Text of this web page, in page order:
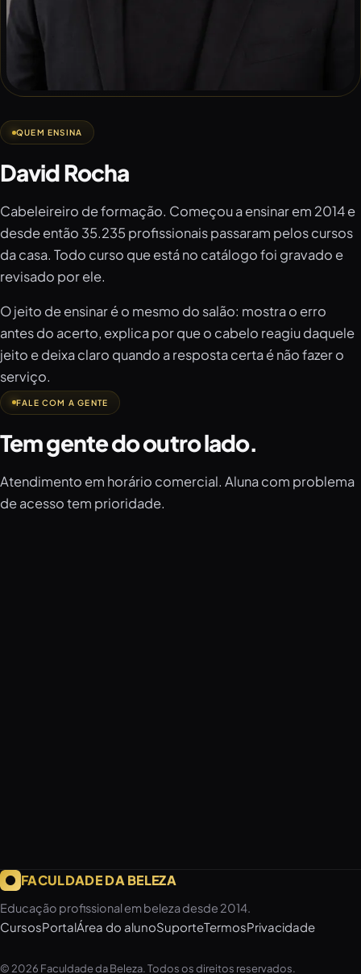
QUEM ENSINA
David Rocha
Cabeleireiro de formação. Começou a ensinar em 2014 e
desde então 35.235 profissionais passaram pelos cursos
da casa. Todo curso que está no catálogo foi gravado e
revisado por ele.
O jeito de ensinar é o mesmo do salão: mostra o erro
antes do acerto, explica por que o cabelo reagiu daquele
jeito e deixa claro quando a resposta certa é não fazer o
serviço.
FALE COM A GENTE
Tem gente do outro lado.
Atendimento em horário comercial. Aluna com problema
de acesso tem prioridade.
FACULDADE DA BELEZA
Educação profissional em beleza desde 2014.
CursosPortalÁrea do alunoSuporteTermosPrivacidade
© 2026 Faculdade da Beleza. Todos os direitos reservados.